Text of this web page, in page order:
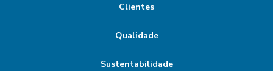
Clientes
Qualidade
Sustentabilidade